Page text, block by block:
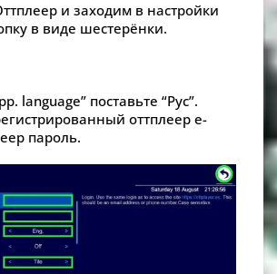
и заходим в настройки
в виде шестерёнки.
language” поставьте “Рус”.
оттплеер е-
пароль.